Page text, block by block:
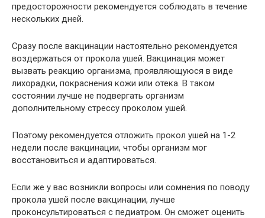
предосторожности рекомендуется соблюдать в течение
нескольких дней.
Сразу после вакцинации настоятельно рекомендуется
воздержаться от прокола ушей. Вакцинация может
вызвать реакцию организма, проявляющуюся в виде
лихорадки, покраснения кожи или отека. В таком
состоянии лучше не подвергать организм
дополнительному стрессу проколом ушей.
Поэтому рекомендуется отложить прокол ушей на 1-2
недели после вакцинации, чтобы организм мог
восстановиться и адаптироваться.
Если же у вас возникли вопросы или сомнения по поводу
прокола ушей после вакцинации, лучше
проконсультироваться с педиатром. Он сможет оценить